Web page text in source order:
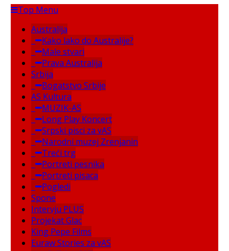
Top Menu
Australija
Kako lako do Australije?
Male stvari
Prava Australija
Srbija
Bogatstvo Srbije
AS Kultura
MUZIK-AS
Long Play Koncert
Srpski pisci za vAS
Narodni muzej Zrenjanin
Treći trg
Portreti pesnika
Portreti pisaca
Pogledi
Spone
Intervju PLUS
Projekat Glac
King Pepe Films
Euraw Stories za vAS